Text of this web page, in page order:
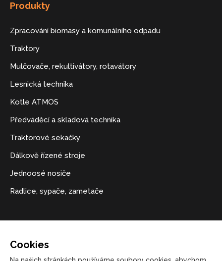
Produkty
Zpracování biomasy a komunálního odpadu
Traktory
Mulčovače, rekultivátory, rotavátory
Lesnická technika
Kotle ATMOS
Předváděcí a skladová technika
Traktorové sekačky
Dálkově řízené stroje
Jednoosé nosiče
Radlice, sypače, zametače
Cookies